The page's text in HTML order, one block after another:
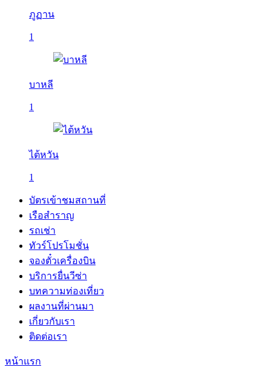
ภูฏาน
1
บาหลี
1
ไต้หวัน
1
บัตรเข้าชมสถานที่
เรือสำราญ
รถเช่า
ทัวร์โปรโมชั่น
จองตั๋วเครื่องบิน
บริการยื่นวีซ่า
บทความท่องเที่ยว
ผลงานที่ผ่านมา
เกี่ยวกับเรา
ติดต่อเรา
หน้าแรก